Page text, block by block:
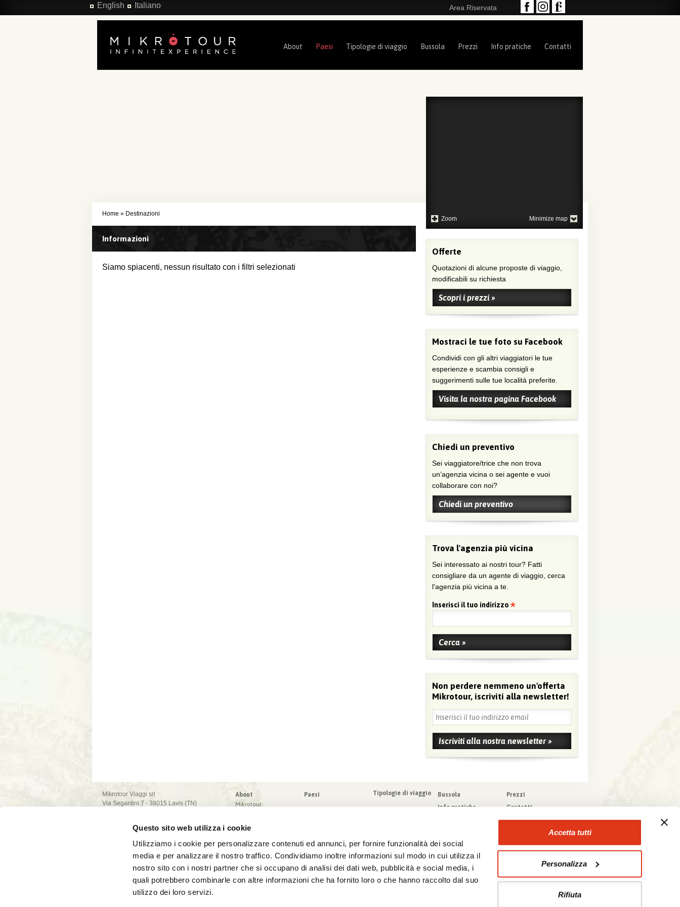
Questo sito web utilizza i cookie
Utilizziamo i cookie per personalizzare contenuti ed annunci, per fornire funzionalità dei social
media e per analizzare il nostro traffico. Condividiamo inoltre informazioni sul modo in cui utilizza il
nostro sito con i nostri partner che si occupano di analisi dei dati web, pubblicità e social media, i
quali potrebbero combinarle con altre informazioni che ha fornito loro o che hanno raccolto dal suo
utilizzo dei loro servizi.
Accetta tutti
Personalizza
Rifiuta
Salta al contenuto principale Area Riservata
English Italiano
About Paesi Tipologie di viaggio Bussola Prezzi Info pratiche Contatti
Home » Destinazioni
Informazioni
Siamo spiacenti, nessun risultato con i filtri selezionati
Zoom Minimize map
Offerte
Quotazioni di alcune proposte di viaggio,
modificabili su richiesta
Scopri i prezzi »
Mostraci le tue foto su Facebook
Condividi con gli altri viaggiatori le tue
esperienze e scambia consigli e
suggerimenti sulle tue località preferite.
Visita la nostra pagina Facebook
Chiedi un preventivo
Sei viaggiatore/trice che non trova
un’agenzia vicina o sei agente e vuoi
collaborare con noi?
Chiedi un preventivo
Trova l'agenzia più vicina
Sei interessato ai nostri tour? Fatti
consigliare da un agente di viaggio, cerca
l'agenzia più vicina a te.
Inserisci il tuo indirizzo
Non perdere nemmeno un'offerta
Mikrotour, iscriviti alla newsletter!
Mikrotour Viaggi srl
Via Segantini 7 - 38015 Lavis (TN)
capitale sociale 10.000€
PEC: mikrotour @ legalmail.it
cookie policy
About
Mikrotour
Blog
Paesi Tipologie di viaggio Bussola
Prezzi
Info pratiche
Scheda tecnica
Contatti